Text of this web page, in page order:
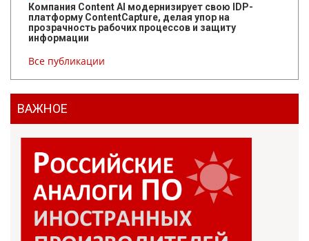
Компания Content AI модернизирует свою IDP-
платформу ContentCapture, делая упор на
прозрачность рабочих процессов и защиту
информации
Все публикации
ВАЖНОЕ